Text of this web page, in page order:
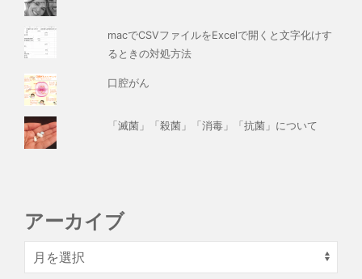
macでCSVファイルをExcelで開くと文字化けす
るときの対処方法
口腔がん
「滅菌」「殺菌」「消毒」「抗菌」について
アーカイブ